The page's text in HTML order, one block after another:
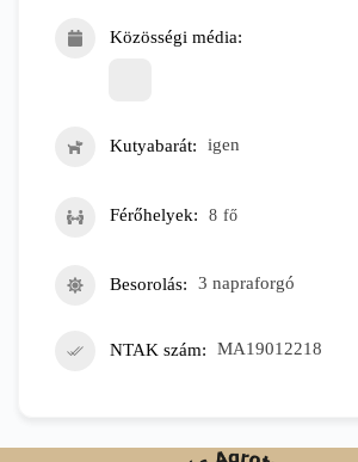
Közösségi média
Kutyabarát igen
Férőhelyek 8 fő
Besorolás 3 napraforgó
NTAK szám MA19012218